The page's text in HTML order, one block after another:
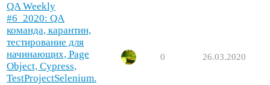
QA Weekly
#6_2020: QA
команда, карантин,
тестирование для
начинающих, Page
Object, Cypress,
TestProjectSelenium.
0 26.03.2020